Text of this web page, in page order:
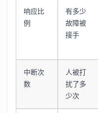
响应比
例
有多少
故障被
接手
中断次
数
人被打
扰了多
少次